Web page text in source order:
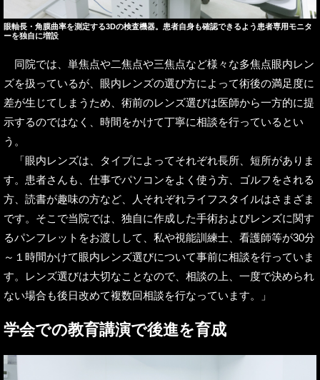
眼軸長・角膜曲率を測定する3Dの検査機器。患者自身も確認できるよう患者専用モニタ
ーを独自に増設
同院では、単焦点や二焦点や三焦点など様々な多焦点眼内レン
ズを扱っているが、眼内レンズの選び方によって術後の満足度に
差が生じてしまうため、術前のレンズ選びは医師から一方的に提
示するのではなく、時間をかけて丁寧に相談を行っているとい
う。
「眼内レンズは、タイプによってそれぞれ長所、短所がありま
す。患者さんも、仕事でパソコンをよく使う方、ゴルフをされる
方、読書が趣味の方など、人それぞれライフスタイルはさまざま
です。そこで当院では、独自に作成した手術およびレンズに関す
るパンフレットをお渡しして、私や視能訓練士、看護師等が30分
～１時間かけて眼内レンズ選びについて事前に相談を行っていま
す。レンズ選びは大切なことなので、相談の上、一度で決められ
ない場合も後日改めて複数回相談を行なっています。」
学会での教育講演で後進を育成